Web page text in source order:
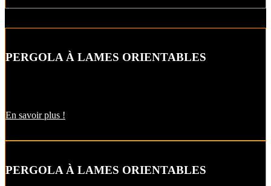
PERGOLA À LAMES ORIENTABLES
En savoir plus !
PERGOLA À LAMES ORIENTABLES